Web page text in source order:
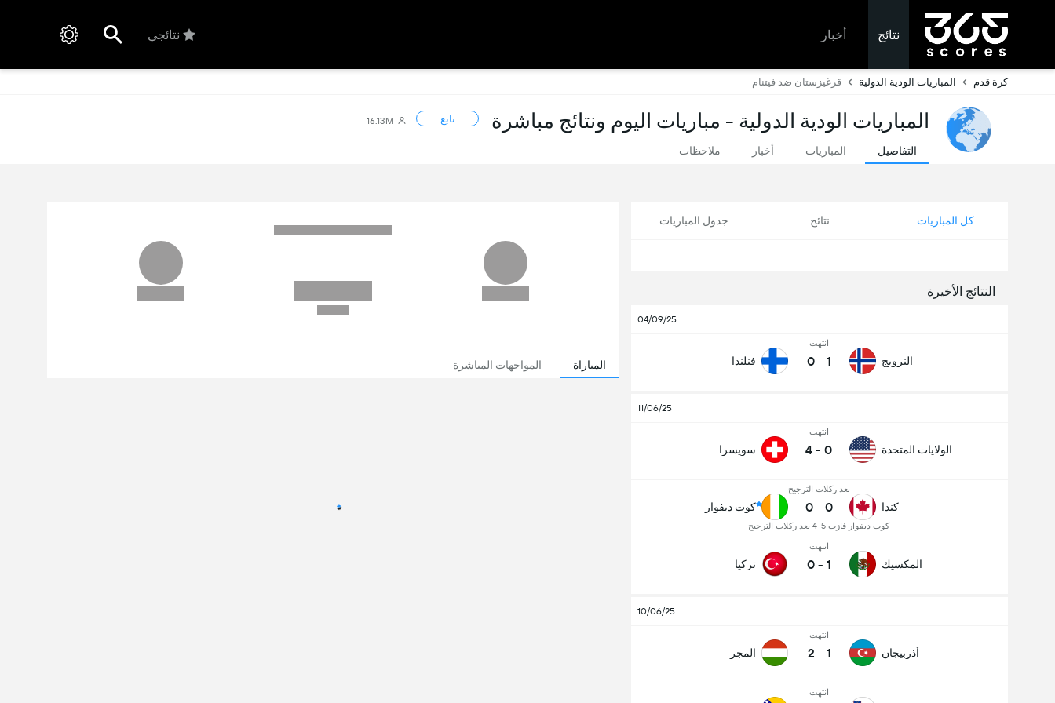
نتائج أخبار نتائجي
كرة قدم المباريات الودية الدولية قرغيزستان ضد فيتنام
المباريات الودية الدولية - مباريات اليوم ونتائج مباشرة تابع 16.13M
التفاصيل المباريات أخبار ملاحظات
كل المباريات نتائج جدول المباريات
النتائج الأخيرة
04/09/25
النرويج
انتهت
1
-
0 فنلندا
11/06/25
الولايات المتحدة
انتهت
0
-
4 سويسرا
كندا
بعد ركلات الترجيح
0
-
0
كوت ديفوار فازت 5-4 بعد ركلات الترجيح
كوت ديفوار
المكسيك
انتهت
1
-
0 تركيا
10/06/25
أذربيجان
انتهت
1
-
2 المجر
انتهت
المباراة المواجهات المباشرة